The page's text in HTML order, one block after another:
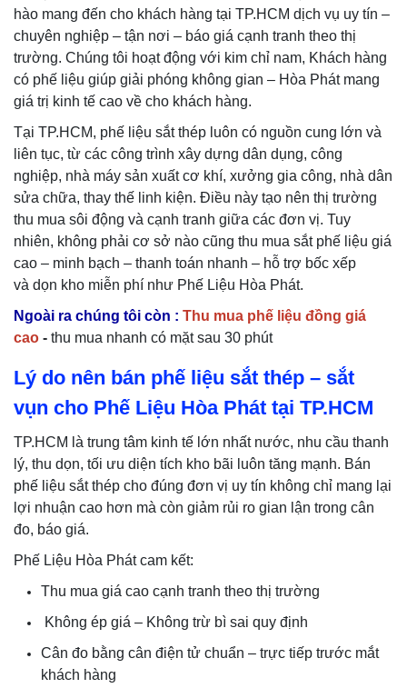
hào mang đến cho khách hàng tại TP.HCM dịch vụ uy tín –
chuyên nghiệp – tận nơi – báo giá cạnh tranh theo thị
trường. Chúng tôi hoạt động với kim chỉ nam, Khách hàng
có phế liệu giúp giải phóng không gian – Hòa Phát mang
giá trị kinh tế cao về cho khách hàng.
Tại TP.HCM, phế liệu sắt thép luôn có nguồn cung lớn và
liên tục, từ các công trình xây dựng dân dụng, công
nghiệp, nhà máy sản xuất cơ khí, xưởng gia công, nhà dân
sửa chữa, thay thế linh kiện. Điều này tạo nên thị trường
thu mua sôi động và cạnh tranh giữa các đơn vị. Tuy
nhiên, không phải cơ sở nào cũng thu mua sắt phế liệu giá
cao – minh bạch – thanh toán nhanh – hỗ trợ bốc xếp
và dọn kho miễn phí như Phế Liệu Hòa Phát.
Ngoài ra chúng tôi còn : Thu mua phế liệu đồng giá
cao - thu mua nhanh có mặt sau 30 phút
Lý do nên bán phế liệu sắt thép – sắt
vụn cho Phế Liệu Hòa Phát tại TP.HCM
TP.HCM là trung tâm kinh tế lớn nhất nước, nhu cầu thanh
lý, thu dọn, tối ưu diện tích kho bãi luôn tăng mạnh. Bán
phế liệu sắt thép cho đúng đơn vị uy tín không chỉ mang lại
lợi nhuận cao hơn mà còn giảm rủi ro gian lận trong cân
đo, báo giá.
Phế Liệu Hòa Phát cam kết:
Thu mua giá cao cạnh tranh theo thị trường
Không ép giá – Không trừ bì sai quy định
Cân đo bằng cân điện tử chuẩn – trực tiếp trước mắt
khách hàng